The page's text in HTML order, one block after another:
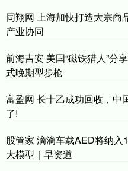
同翔网 上海加快打造大宗商
产业协同
前海吉安 美国“磁铁猎人”分
式晚期型步枪
富盈网 长十乙成功回收，中
了!
股管家 滴滴车载AED将纳
大模型｜早资道